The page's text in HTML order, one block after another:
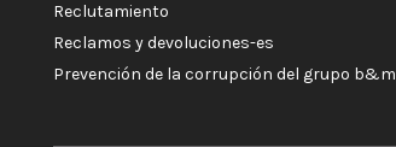
reclutamiento
reclamos y devoluciones-es
prevención de la corrupción del grupo b&m